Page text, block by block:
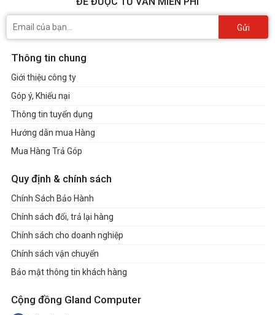
Gửi
Thông tin chung
Giới thiệu công ty
Góp ý, Khiếu nại
Thông tin tuyển dụng
Hướng dẫn mua Hàng
Mua Hàng Trả Góp
Quy định & chính sách
Chính Sách Bảo Hành
Chính sách đổi, trả lại hàng
Chính sách cho doanh nghiệp
Chính sách vận chuyển
Bảo mật thông tin khách hàng
Cộng đồng Gland Computer